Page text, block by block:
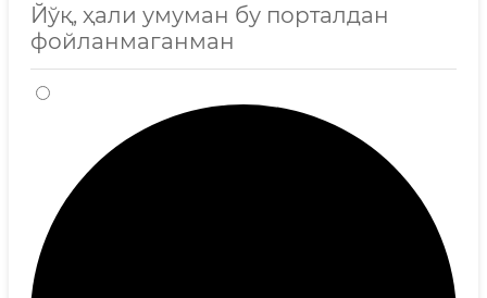
Йўқ, ҳали умуман бу порталдан
фойланмаганман